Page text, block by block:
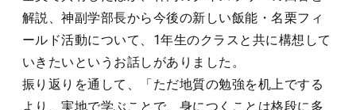
解説、神副学部長から今後の新しい飯能・名栗フィ
ールド活動について、1年生のクラスと共に構想して
いきたいというお話しがありました。
振り返りを通して、「ただ地質の勉強を机上でする
より、実地で学ぶことで、身につくことは格段に多